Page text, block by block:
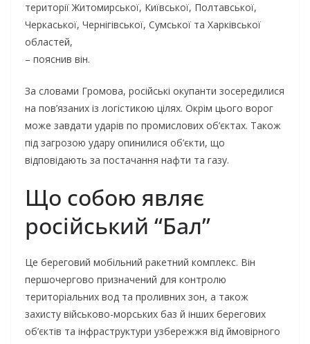
території Житомирської, Київської, Полтавської,
Черкаської, Чернігівської, Сумської та Харківської
областей,
– пояснив він.
За словами Громова, російські окупанти зосередилися
на пов’язаних із логістикою цілях. Окрім цього ворог
може завдати ударів по промислових об’єктах. Також
під загрозою удару опинилися об’єкти, що
відповідають за постачання нафти та газу.
Що собою являє
російський “Бал”
Це береговий мобільний ракетний комплекс. Він
першочергово призначений для контролю
територіальних вод та проливних зон, а також
захисту військово-морських баз й інших берегових
об’єктів та інфраструктури узбережжя від ймовірного